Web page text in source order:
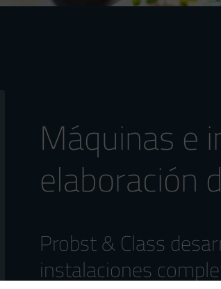
Máquinas e
elaboración
Probst & Class
instalaciones